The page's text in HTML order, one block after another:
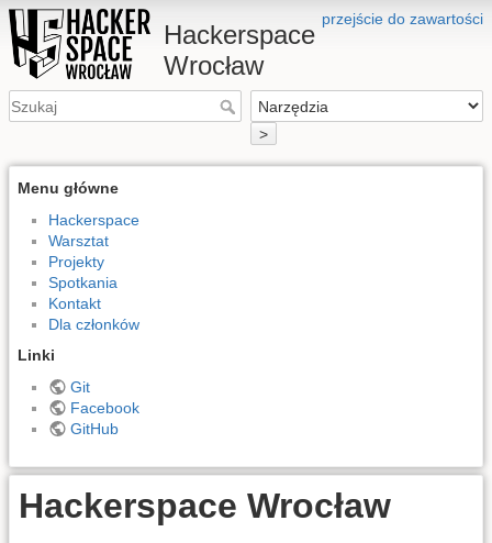
przejście do zawartości
Hackerspace
Wrocław
>
Menu główne
Hackerspace
Warsztat
Projekty
Spotkania
Kontakt
Dla członków
Linki
Git
Facebook
GitHub
Hackerspace Wrocław